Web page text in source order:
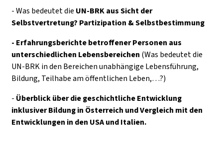
- Was bedeutet die UN-BRK aus Sicht der
Selbstvertretung? Partizipation & Selbstbestimmung
- Erfahrungsberichte betroffener Personen aus
unterschiedlichen Lebensbereichen (Was bedeutet die
UN-BRK in den Bereichen unabhängige Lebensführung,
Bildung, Teilhabe am öffentlichen Leben,…?)
- Überblick über die geschichtliche Entwicklung
inklusiver Bildung in Österreich und Vergleich mit den
Entwicklungen in den USA und Italien.